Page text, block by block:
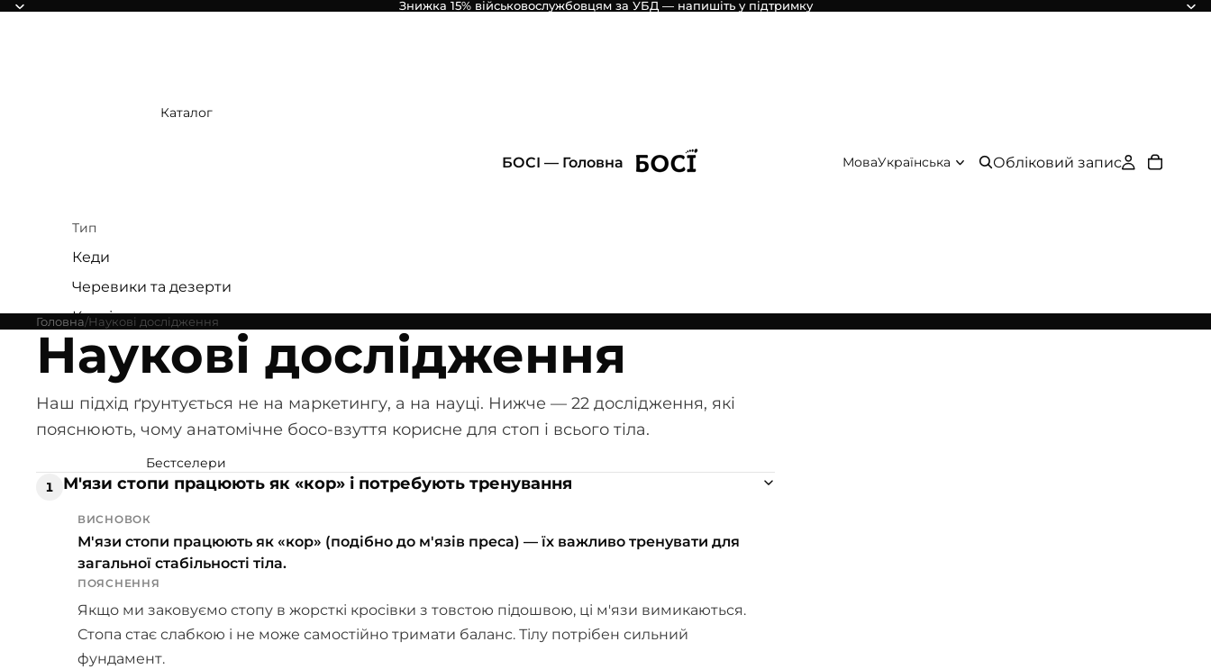
Знижка 15% військовослужбовцям за УБД — напишіть у підтримку
Каталог
Тип
Кеди
Черевики та дезерти
Кросівки
Туфлі-дербі
Сандалі
Сліпони
Весь каталог
Аксесуари та догляд
Шнурки
Масажні м'ячі
Догляд за взуттям
Бестселери
БОСІ — Головна Мова Обліковий запис
Головна Наукові дослідження
Наукові дослідження
Наш підхід ґрунтується не на маркетингу, а на науці. Нижче — 22 дослідження, які
пояснюють, чому анатомічне босо-взуття корисне для стоп і всього тіла.
1 М'язи стопи працюють як «кор» і потребують тренування
ВИСНОВОК
М'язи стопи працюють як «кор» (подібно до м'язів преса) — їх важливо тренувати для
загальної стабільності тіла.
ПОЯСНЕННЯ
Якщо ми заковуємо стопу в жорсткі кросівки з товстою підошвою, ці м'язи вимикаються.
Стопа стає слабкою і не може самостійно тримати баланс. Тілу потрібен сильний
фундамент.